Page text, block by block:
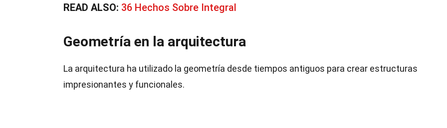
READ ALSO: 36 Hechos Sobre Integral
Geometría en la arquitectura
La arquitectura ha utilizado la geometría desde tiempos antiguos para crear estructuras
impresionantes y funcionales.